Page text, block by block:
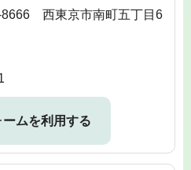
西東京市南町五丁目6
ムを利用する